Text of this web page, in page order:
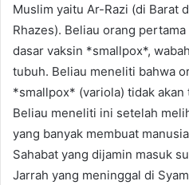
Muslim yaitu Ar-Razi (di Barat
Rhazes). Beliau orang
dasar vaksin *smallpox*,
tubuh. Beliau meneliti bahwa
*smallpox* (variola) tidak akan
Beliau meneliti ini setelah
yang banyak membuat
Sahabat yang dijamin masuk
Jarrah yang meninggal di